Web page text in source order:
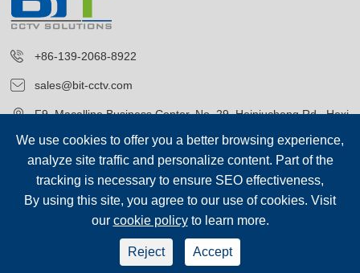
+86-139-2068-8922
sales@bit-cctv.com
F9, Macalline Business Center, No. 29, Heiniucheng Rd., Hexi
District, Tianjin, China
Blue Icon (Tianjin) Technology Co., Ltd.
시테 맵 | 개인 정보 보호 정책
We use cookies to offer you a better browsing experience,
analyze site traffic and personalize content. Part of the
tracking is necessary to ensure SEO effectiveness,
By using this site, you agree to our use of cookies. Visit
our cookie policyto learn more.
Reject Accept